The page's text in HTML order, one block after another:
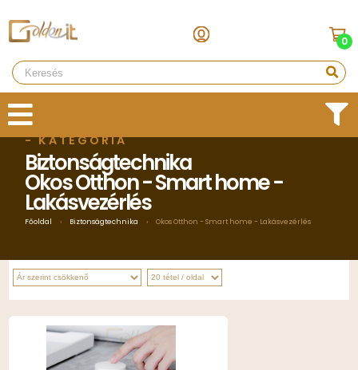
0
- KATEGÓRIA
Biztonságtechnika
Okos Otthon - Smart home -
Lakásvezérlés
Főoldal › Biztonságtechnika › Okos Otthon - Smart home - Lakásvezérlés